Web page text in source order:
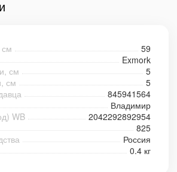
см
59
Exmork
см
5
см
5
845941564
Владимир
WB
2042292892954
825
Россия
0.4 кг